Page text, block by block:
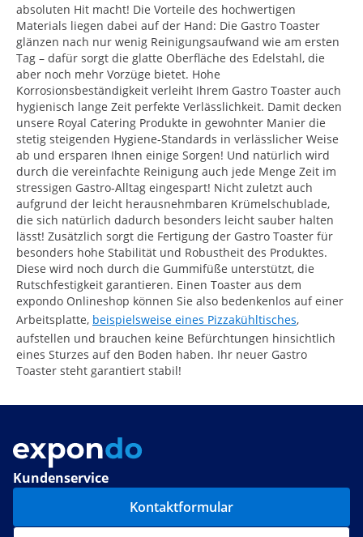
absoluten Hit macht! Die Vorteile des hochwertigen
Materials liegen dabei auf der Hand: Die Gastro Toaster
glänzen nach nur wenig Reinigungsaufwand wie am ersten
Tag – dafür sorgt die glatte Oberfläche des Edelstahl, die
aber noch mehr Vorzüge bietet. Hohe
Korrosionsbeständigkeit verleiht Ihrem Gastro Toaster auch
hygienisch lange Zeit perfekte Verlässlichkeit. Damit decken
unsere Royal Catering Produkte in gewohnter Manier die
stetig steigenden Hygiene-Standards in verlässlicher Weise
ab und ersparen Ihnen einige Sorgen! Und natürlich wird
durch die vereinfachte Reinigung auch jede Menge Zeit im
stressigen Gastro-Alltag eingespart! Nicht zuletzt auch
aufgrund der leicht herausnehmbaren Krümelschublade,
die sich natürlich dadurch besonders leicht sauber halten
lässt! Zusätzlich sorgt die Fertigung der Gastro Toaster für
besonders hohe Stabilität und Robustheit des Produktes.
Diese wird noch durch die Gummifüße unterstützt, die
Rutschfestigkeit garantieren. Einen Toaster aus dem
expondo Onlineshop können Sie also bedenkenlos auf einer
Arbeitsplatte, beispielsweise eines Pizzakühltisches,
aufstellen und brauchen keine Befürchtungen hinsichtlich
eines Sturzes auf den Boden haben. Ihr neuer Gastro
Toaster steht garantiert stabil!
Kundenservice
Kontaktformular